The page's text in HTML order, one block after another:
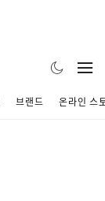
브랜드 온라인 스